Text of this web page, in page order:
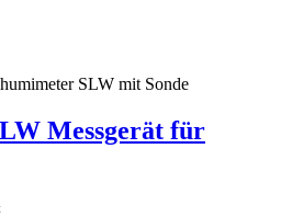
Messgerät für